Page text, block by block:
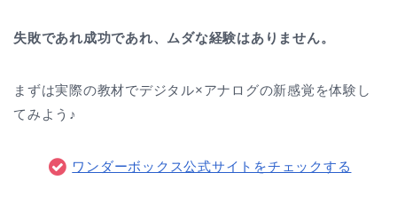
失敗であれ成功であれ、ムダな経験はありません。
まずは実際の教材でデジタル×アナログの新感覚を体験し
てみよう♪
ワンダーボックス公式サイトをチェックする